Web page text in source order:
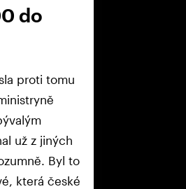
do
proti tomu
už z jiných
Byl to
která české